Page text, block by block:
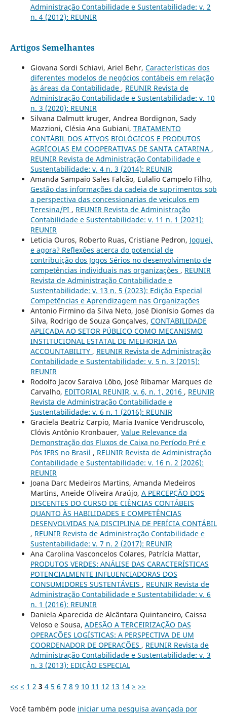
Administração Contabilidade e Sustentabilidade: v. 2
n. 4 (2012): REUNIR
Artigos Semelhantes
Giovana Sordi Schiavi, Ariel Behr, Características dos
diferentes modelos de negócios contábeis em relação
às áreas da Contabilidade , REUNIR Revista de
Administração Contabilidade e Sustentabilidade: v. 10
n. 3 (2020): REUNIR
Silvana Dalmutt kruger, Andrea Bordignon, Sady
Mazzioni, Clésia Ana Gubiani, TRATAMENTO
CONTÁBIL DOS ATIVOS BIOLÓGICOS E PRODUTOS
AGRÍCOLAS EM COOPERATIVAS DE SANTA CATARINA ,
REUNIR Revista de Administração Contabilidade e
Sustentabilidade: v. 4 n. 3 (2014): REUNIR
Amanda Sampaio Sales Falcão, Eulalio Campelo Filho,
Gestão das informações da cadeia de suprimentos sob
a perspectiva das concessionarias de veiculos em
Teresina/PI , REUNIR Revista de Administração
Contabilidade e Sustentabilidade: v. 11 n. 1 (2021):
REUNIR
Leticia Ouros, Roberto Ruas, Cristiane Pedron, Joguei,
e agora? Reflexões acerca do potencial de
contribuição dos Jogos Sérios no desenvolvimento de
competências individuais nas organizações , REUNIR
Revista de Administração Contabilidade e
Sustentabilidade: v. 13 n. 5 (2023): Edição Especial
Competências e Aprendizagem nas Organizações
Antonio Firmino da Silva Neto, José Dionísio Gomes da
Silva, Rodrigo de Souza Gonçalves, CONTABILIDADE
APLICADA AO SETOR PÚBLICO COMO MECANISMO
INSTITUCIONAL ESTATAL DE MELHORIA DA
ACCOUNTABILITY , REUNIR Revista de Administração
Contabilidade e Sustentabilidade: v. 5 n. 3 (2015):
REUNIR
Rodolfo Jacov Saraiva Lôbo, José Ribamar Marques de
Carvalho, EDITORIAL REUNIR, v. 6, n. 1, 2016 , REUNIR
Revista de Administração Contabilidade e
Sustentabilidade: v. 6 n. 1 (2016): REUNIR
Graciela Beatriz Carpio, Maria Ivanice Vendruscolo,
Clóvis Antônio Kronbauer, Value Relevance da
Demonstração dos Fluxos de Caixa no Período Pré e
Pós IFRS no Brasil , REUNIR Revista de Administração
Contabilidade e Sustentabilidade: v. 16 n. 2 (2026):
REUNIR
Joana Darc Medeiros Martins, Amanda Medeiros
Martins, Aneide Oliveira Araújo, A PERCEPÇÃO DOS
DISCENTES DO CURSO DE CIÊNCIAS CONTÁBEIS
QUANTO ÀS HABILIDADES E COMPETÊNCIAS
DESENVOLVIDAS NA DISCIPLINA DE PERÍCIA CONTÁBIL
, REUNIR Revista de Administração Contabilidade e
Sustentabilidade: v. 7 n. 2 (2017): REUNIR
Ana Carolina Vasconcelos Colares, Patrícia Mattar,
PRODUTOS VERDES: ANÁLISE DAS CARACTERÍSTICAS
POTENCIALMENTE INFLUENCIADORAS DOS
CONSUMIDORES SUSTENTÁVEIS , REUNIR Revista de
Administração Contabilidade e Sustentabilidade: v. 6
n. 1 (2016): REUNIR
Daniela Aparecida de Alcântara Quintaneiro, Caissa
Veloso e Sousa, ADESÃO A TERCEIRIZAÇÃO DAS
OPERAÇÕES LOGÍSTICAS: A PERSPECTIVA DE UM
COORDENADOR DE OPERAÇÕES , REUNIR Revista de
Administração Contabilidade e Sustentabilidade: v. 3
n. 3 (2013): EDIÇÃO ESPECIAL
<< < 1 2 3 4 5 6 7 8 9 10 11 12 13 14 > >>
Você também pode iniciar uma pesquisa avançada por